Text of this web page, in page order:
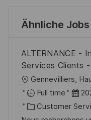
Ähnliche Jobs
ALTERNANCE -
Services Clients
O
r
t
Gennevilliers,
Full time
D
a
K Customer